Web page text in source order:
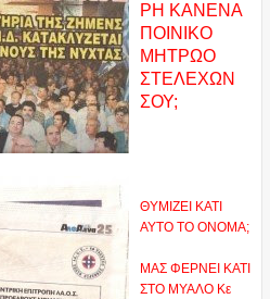
ΡΗ ΚΑΝΕΝΑ
ΠΟΙΝΙΚΟ
ΜΗΤΡΩΟ
ΣΤΕΛΕΧΩΝ
ΣΟΥ;
ΘΥΜΙΖΕΙ ΚΑΤΙ
ΑΥΤΟ ΤΟ ΟΝΟΜΑ;
ΜΑΣ ΦΕΡΝΕΙ ΚΑΤΙ
ΣΤΟ ΜΥΑΛΟ Κε